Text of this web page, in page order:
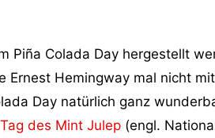
Piña Colada Day hergestellt
Hemingway mal nicht
Day natürlich ganz
Tag des Mint Julep (engl.